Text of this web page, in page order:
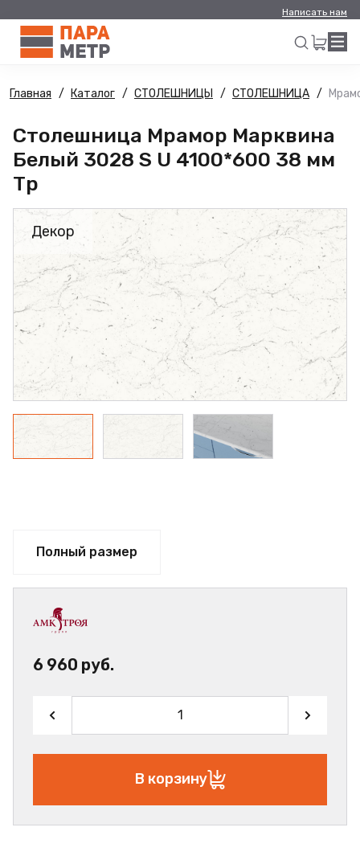
Написать нам
Искать
Главная Каталог СТОЛЕШНИЦЫ СТОЛЕШНИЦА
Столешница Мрамор Марквина
Белый 3028 S U 4100*600 38 мм
Тр
Декор
Полный размер
6 960 руб.
В корзину